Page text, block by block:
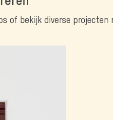
of bekijk diverse projecten